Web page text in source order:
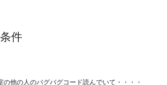
件
の他の人のバグバグコード読んでいて・・・・